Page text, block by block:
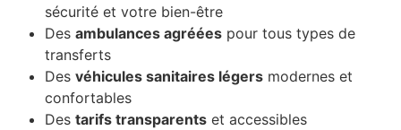
sécurité et votre bien-être
Des ambulances agréées pour tous types de
transferts
Des véhicules sanitaires légers modernes et
confortables
Des tarifs transparents et accessibles